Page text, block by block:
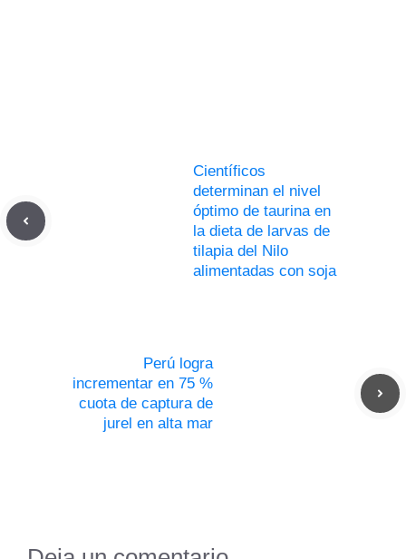
Científicos
determinan el nivel
óptimo de taurina en
la dieta de larvas de
tilapia del Nilo
alimentadas con soja
Perú logra
incrementar en 75 %
cuota de captura de
jurel en alta mar